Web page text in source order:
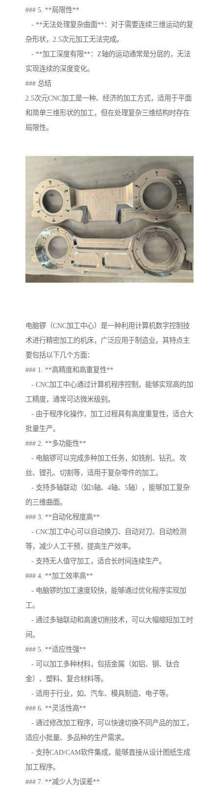
### 5. **局限性**
- **无法处理复杂曲面**：对于需要连续三维运动的复
杂形状，2.5次元加工无法完成。
- **加工深度有限**：Z轴的运动通常是分层的，无法
实现连续的深度变化。
### 总结
2.5次元CNC加工是一种、经济的加工方式，适用于平面
和简单三维形状的加工，但在处理复杂三维结构时存在
局限性。
电脑锣（CNC加工中心）是一种利用计算机数字控制技
术进行精密加工的机床，广泛应用于制造业。其特点主
要包括以下几个方面：
### 1. **高精度和高重复性**
- CNC加工中心通过计算机程序控制，能够实现高的加
工精度，通常可达微米级别。
- 由于程序化操作，加工过程具有高度重复性，适合大
批量生产。
### 2. **多功能性**
- 电脑锣可以完成多种加工任务，如铣削、钻孔、攻
丝、镗孔、切割等，适用于复杂零件的加工。
- 支持多轴联动（如3轴、4轴、5轴），能够加工复杂
的三维曲面。
### 3. **自动化程度高**
- CNC加工中心可以自动换刀、自动对刀、自动检测
等，减少人工干预，提高生产效率。
- 支持无人值守加工，适合长时间连续生产。
### 4. **加工效率高**
- 电脑锣的加工速度较快，能够通过优化程序实现加
工。
- 通过多轴联动和高速切削技术，可以大幅缩短加工时
间。
### 5. **适应性强**
- 可以加工多种材料，包括金属（如铝、钢、钛合
金）、塑料、复合材料等。
- 适用于行业，如、汽车、模具制造、电子等。
### 6. **灵活性高**
- 通过修改加工程序，可以快速切换不同产品的加工，
适应小批量、多品种的生产需求。
- 支持CAD/CAM软件集成，能够直接从设计图纸生成
加工程序。
### 7. **减少人为误差**